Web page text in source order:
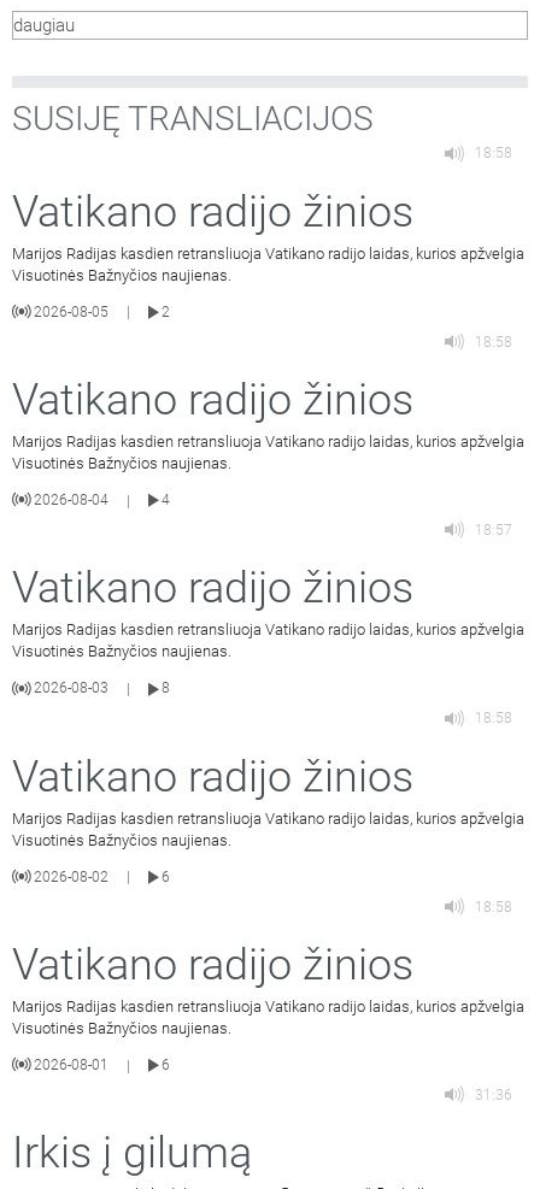
daugiau
SUSIJĘ TRANSLIACIJOS
18:58
Vatikano radijo žinios
Marijos Radijas kasdien retransliuoja Vatikano radijo laidas, kurios apžvelgia
Visuotinės Bažnyčios naujienas.
2026-08-05
2
18:58
Vatikano radijo žinios
Marijos Radijas kasdien retransliuoja Vatikano radijo laidas, kurios apžvelgia
Visuotinės Bažnyčios naujienas.
2026-08-04 |
4
18:57
Vatikano radijo žinios
Marijos Radijas kasdien retransliuoja Vatikano radijo laidas, kurios apžvelgia
Visuotinės Bažnyčios naujienas.
2026-08-03
8
18:58
Vatikano radijo žinios
Marijos Radijas kasdien retransliuoja Vatikano radijo laidas, kurios apžvelgia
Visuotinės Bažnyčios naujienas.
2026-08-02
6
18:58
Vatikano radijo žinios
Marijos Radijas kasdien retransliuoja Vatikano radijo laidas, kurios apžvelgia
Visuotinės Bažnyčios naujienas.
2026-08-01 |
6
31:36
Irkis į gilumą